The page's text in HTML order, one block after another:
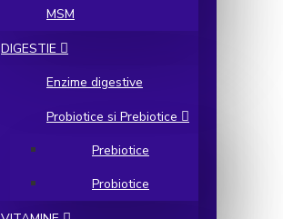
MSM
DIGESTIE
Enzime digestive
Probiotice si Prebiotice
Prebiotice
Probiotice